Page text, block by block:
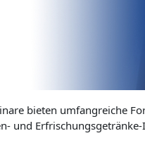
bieten umfangreiche
und